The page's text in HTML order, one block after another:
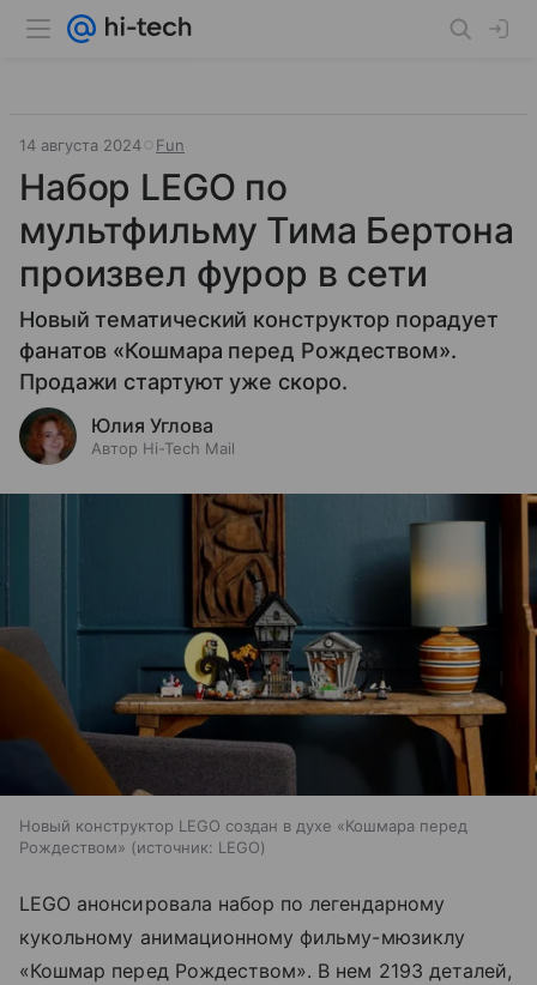
14 августа 2024 Fun
Набор LEGO по
мультфильму Тима Бертона
произвел фурор в сети
Новый тематический конструктор порадует
фанатов «Кошмара перед Рождеством».
Продажи стартуют уже скоро.
Юлия Углова
Автор Hi-Tech Mail
Новый конструктор LEGO создан в духе «Кошмара перед
Рождеством»
источник: LEGO
LEGO анонсировала набор по легендарному
кукольному анимационному фильму-мюзиклу
«Кошмар перед Рождеством». В нем 2193 деталей,